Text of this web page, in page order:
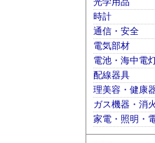
光学用品
時計
通信・安全
電気部材
電池・海中電
配線器具
理美容・健康
ガス機器・消
家電・照明・